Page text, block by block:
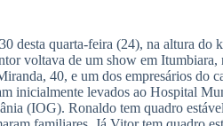
desta quarta-feira (24), na altura
voltava de um show em
40, e um dos empresários do
inicialmente levados ao Hospital
(IOG). Ronaldo tem quadro